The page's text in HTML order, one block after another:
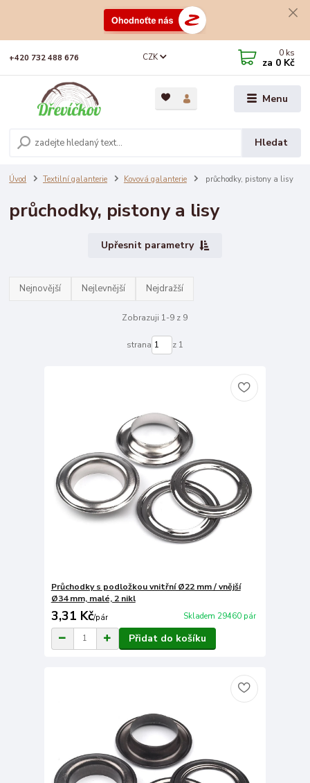
Menu
CZK
Hledat
+420 732 488 676 0 ks
za 0 Kč
Úvod Textilní galanterie Kovová galanterie průchodky, pistony a lisy
průchodky, pistony a lisy
Upřesnit parametry
Nejnovější Nejlevnější Nejdražší
Zobrazuji 1-9 z 9
strana z 1
Průchodky s podložkou vnitřní Ø22 mm / vnější
Ø34 mm, malé, 2 nikl
3,31 Kč/pár Skladem 29460 pár
Přidat do košíku